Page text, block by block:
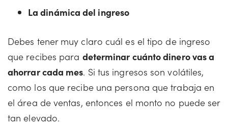
La dinámica del ingreso
Debes tener muy claro cuál es el tipo de ingreso
que recibes para determinar cuánto dinero vas a
ahorrar cada mes. Si tus ingresos son volátiles,
como los que recibe una persona que trabaja en
el área de ventas, entonces el monto no puede ser
tan elevado.